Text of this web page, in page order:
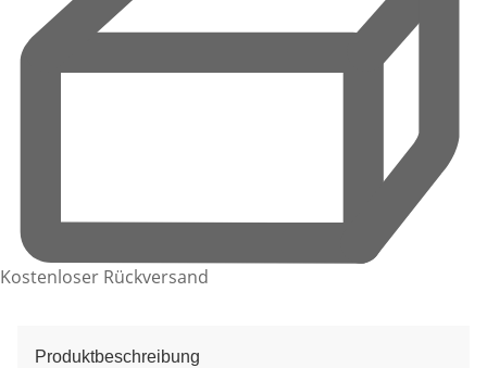
Kostenloser Rückversand
Produktbeschreibung